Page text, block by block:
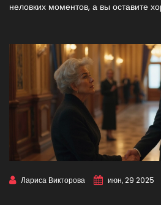
неловких моментов, а вы оставите
Лариса Викторова июн, 29 2025